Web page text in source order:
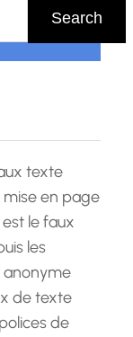
Search
texte
en page
le faux
les
anonyme
de texte
de